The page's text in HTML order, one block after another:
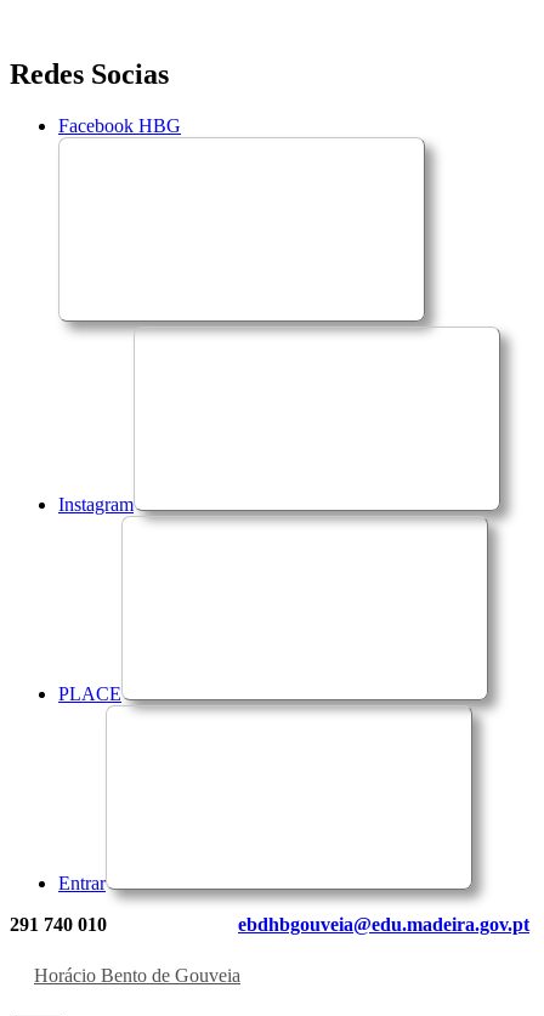
Saltar
para
conteúdo
Redes Socias
Facebook HBG
Instagram
PLACE
Entrar
291 740 010 ebdhbgouveia@edu.madeira.gov.pt
Horácio Bento de Gouveia